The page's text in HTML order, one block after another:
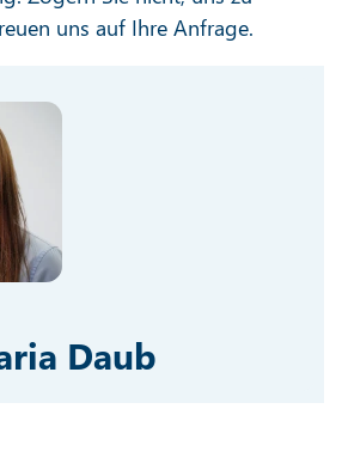
uns auf Ihre Anfrage.
Daub